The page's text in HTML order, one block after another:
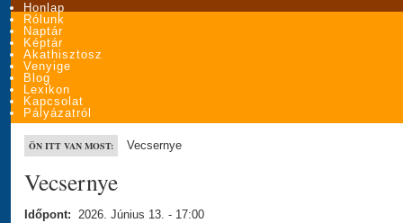
Honlap
Rólunk
Naptár
Képtár
Akathisztosz
Venyige
Blog
Lexikon
Kapcsolat
Pályázatról
ÖN ITT VAN MOST: Vecsernye
Vecsernye
Időpont: 2026. Június 13. - 17:00